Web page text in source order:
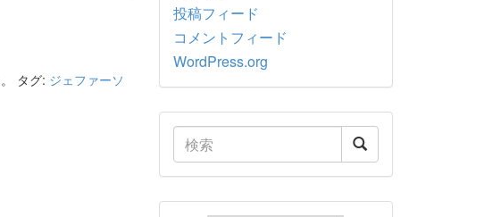
。 タグ: ジェファーソ
投稿フィード
コメントフィード
WordPress.org